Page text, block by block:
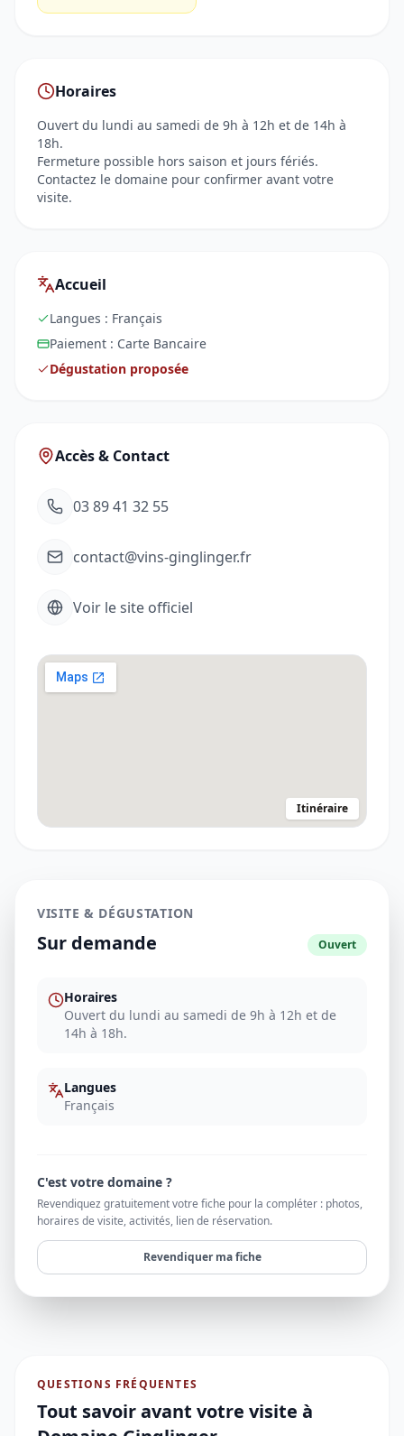
Horaires
Ouvert du lundi au samedi de 9h à 12h et de 14h à
18h.
Fermeture possible hors saison et jours fériés.
Contactez le domaine pour confirmer avant votre
visite.
Accueil
Langues : Français
Paiement : Carte Bancaire
Dégustation proposée
Accès & Contact
03 89 41 32 55
contact@vins-ginglinger.fr
Voir le site officiel
Itinéraire
VISITE & DÉGUSTATION
Sur demande Ouvert
Horaires
Ouvert du lundi au samedi de 9h à 12h et de
14h à 18h.
Langues
Français
C'est votre domaine ?
Revendiquez gratuitement votre fiche pour la compléter : photos,
horaires de visite, activités, lien de réservation.
Revendiquer ma fiche
QUESTIONS FRÉQUENTES
Tout savoir avant votre visite à